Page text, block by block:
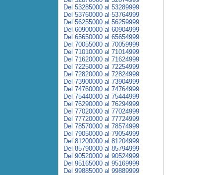
Del 53285000 al 53289999
Del 53760000 al 53764999
Del 56255000 al 56259999
Del 60900000 al 60904999
Del 65650000 al 65654999
Del 70055000 al 70059999
Del 71010000 al 71014999
Del 71620000 al 71624999
Del 72250000 al 72254999
Del 72820000 al 72824999
Del 73900000 al 73904999
Del 74760000 al 74764999
Del 75440000 al 75444999
Del 76290000 al 76294999
Del 77020000 al 77024999
Del 77720000 al 77724999
Del 78570000 al 78574999
Del 79050000 al 79054999
Del 81200000 al 81204999
Del 85790000 al 85794999
Del 90520000 al 90524999
Del 95165000 al 95169999
Del 99885000 al 99889999